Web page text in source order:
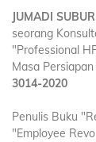
JUMADI SUBUR
seorang
"Professional
Masa
3014-2020
Penulis Buku
"Employee